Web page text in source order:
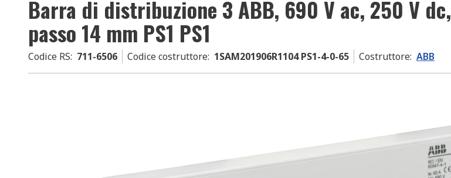
Barra di distribuzione 3 ABB, 690 V ac, 250 V dc,
passo 14 mm PS1 PS1
Codice RS: 711-6506 Codice costruttore: 1SAM201906R1104 PS1-4-0-65 Costruttore: ABB